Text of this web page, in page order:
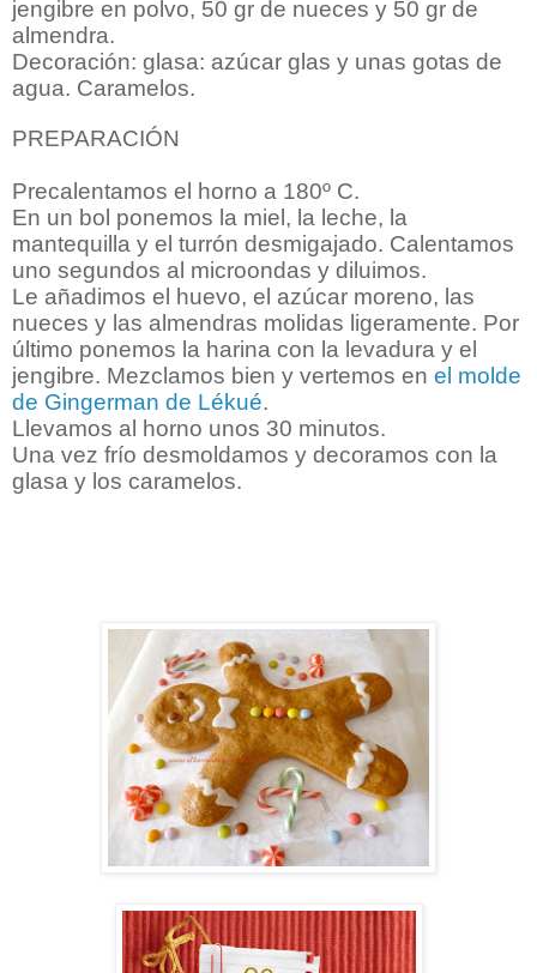
jengibre en polvo, 50 gr de nueces y 50 gr de
almendra.
Decoración: glasa: azúcar glas y unas gotas de
agua. Caramelos.
PREPARACIÓN
Precalentamos el horno a 180º C.
En un bol ponemos la miel, la leche, la
mantequilla y el turrón desmigajado. Calentamos
uno segundos al microondas y diluimos.
Le añadimos el huevo, el azúcar moreno, las
nueces y las almendras molidas ligeramente. Por
último ponemos la harina con la levadura y el
jengibre. Mezclamos bien y vertemos en el molde
de Gingerman de Lékué.
Llevamos al horno unos 30 minutos.
Una vez frío desmoldamos y decoramos con la
glasa y los caramelos.